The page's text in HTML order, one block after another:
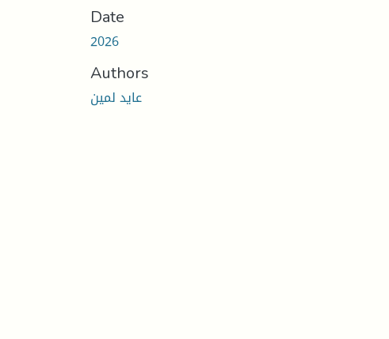
Date
2026
Authors
عايد لمين